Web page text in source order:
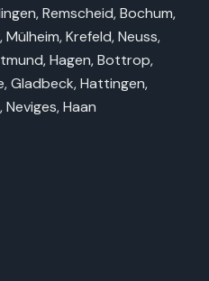
Remscheid, Bochum,
Krefeld, Neuss,
Hagen, Bottrop,
Gladbeck, Hattingen,
Haan